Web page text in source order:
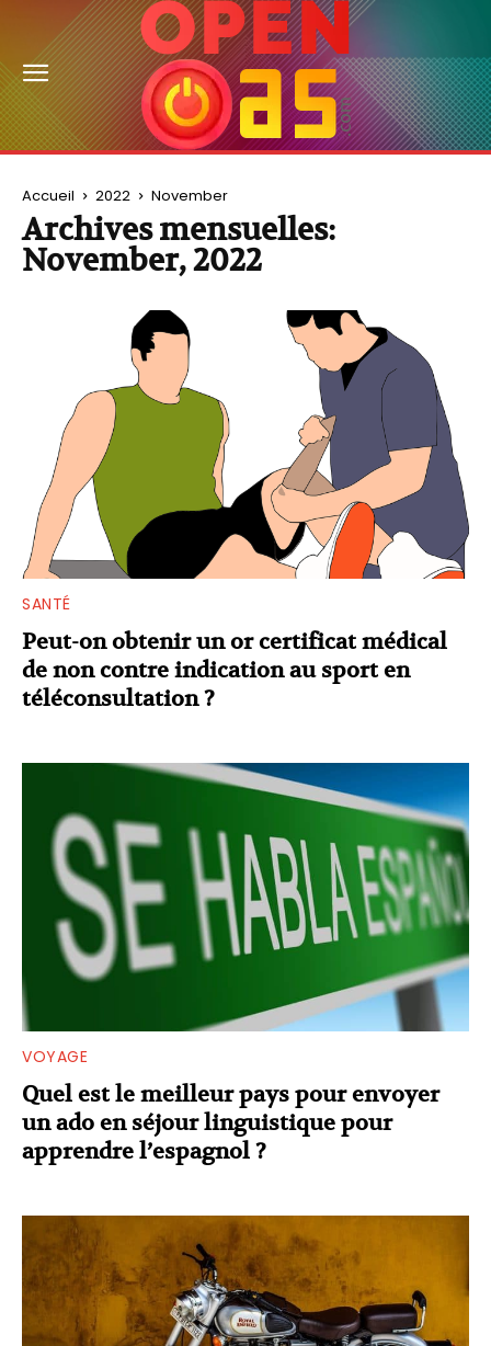
Accueil 2022 November
Archives mensuelles:
November, 2022
SANTÉ
Peut-on obtenir un or certificat médical
de non contre indication au sport en
téléconsultation ?
VOYAGE
Quel est le meilleur pays pour envoyer
un ado en séjour linguistique pour
apprendre l’espagnol ?